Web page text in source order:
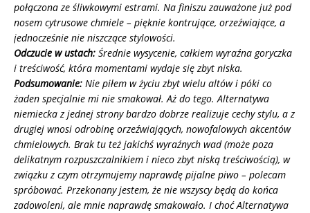
połączona ze śliwkowymi estrami. Na finiszu zauważone już pod
nosem cytrusowe chmiele – pięknie kontrujące, orzeźwiające, a
jednocześnie nie niszczące stylowości.
Odczucie w ustach: Średnie wysycenie, całkiem wyraźna goryczka
i treściwość, która momentami wydaje się zbyt niska.
Podsumowanie: Nie piłem w życiu zbyt wielu altów i póki co
żaden specjalnie mi nie smakował. Aż do tego. Alternatywa
niemiecka z jednej strony bardzo dobrze realizuje cechy stylu, a z
drugiej wnosi odrobinę orzeźwiających, nowofalowych akcentów
chmielowych. Brak tu też jakichś wyraźnych wad (może poza
delikatnym rozpuszczalnikiem i nieco zbyt niską treściwością), w
związku z czym otrzymujemy naprawdę pijalne piwo – polecam
spróbować. Przekonany jestem, że nie wszyscy będą do końca
zadowoleni, ale mnie naprawdę smakowało. I choć Alternatywa